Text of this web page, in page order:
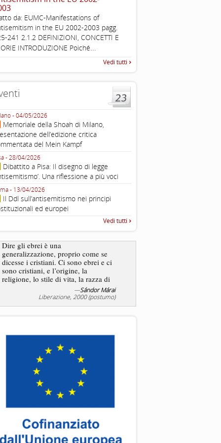
da: EUMC-Manifestations of
in the EU 2002-2003 pagg.
241 2.1.2 DEFINIZIONI, CONCETTI E
INTRODUZIONE Poiché...
Vedi tutti
- 04/05/2026
Memoriale della Shoah di Milano,
dell’edizione critica
del Mein Kampf
- 28/04/2026
Dibattito a Pisa: Il disegno di legge
Una riflessione a più voci
- 13/04/2026
Il Ddl sull’antisemitismo nei principi
ed europei
Vedi tutti
Dire gli ebrei è una
generalizzazione, proprio come se
dicesse i cristiani. Ci sono ebrei e ci
sono cristiani, e l’origine, la
religione, lo stile di vita, la razza di
sicuro comportano tanti tratti...
—Sándor Márai
Liberazione, 2000 (postumo)